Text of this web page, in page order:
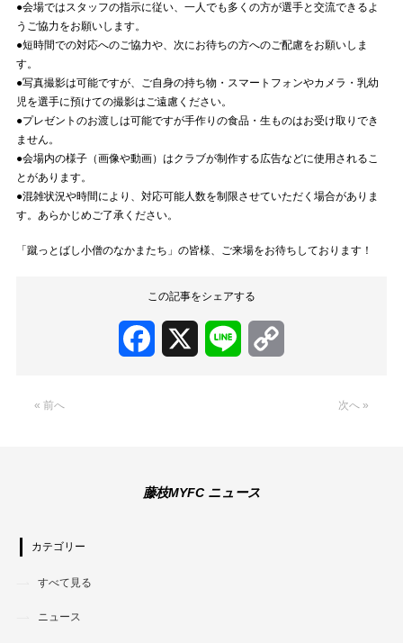
●会場ではスタッフの指示に従い、一人でも多くの方が選手と交流できるよ
うご協力をお願いします。
●短時間での対応へのご協力や、次にお待ちの方へのご配慮をお願いしま
す。
●写真撮影は可能ですが、ご自身の持ち物・スマートフォンやカメラ・乳幼
児を選手に預けての撮影はご遠慮ください。
●プレゼントのお渡しは可能ですが手作りの食品・生ものはお受け取りでき
ません。
●会場内の様子（画像や動画）はクラブが制作する広告などに使用されるこ
とがあります。
●混雑状況や時間により、対応可能人数を制限させていただく場合がありま
す。あらかじめご了承ください。
「蹴っとばし小僧のなかまたち」の皆様、ご来場をお待ちしております！
この記事をシェアする
Facebook Line
« 前へ 次へ »
藤枝MYFC ニュース
カテゴリー
すべて見る
ニュース